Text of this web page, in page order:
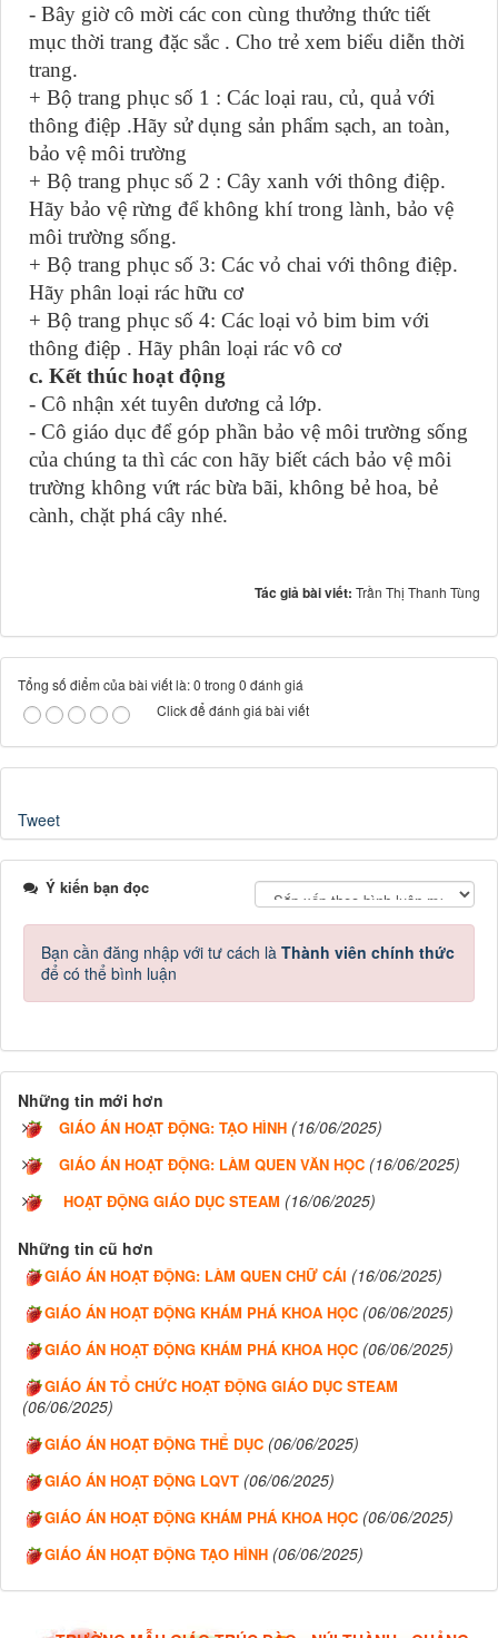
- Bây giờ cô mời các con cùng thưởng thức tiết
mục thời trang đặc sắc . Cho trẻ xem biểu diễn thời
trang.
+ Bộ trang phục số 1 : Các loại rau, củ, quả với
thông điệp .Hãy sử dụng sản phẩm sạch, an toàn,
bảo vệ môi trường
+ Bộ trang phục số 2 : Cây xanh với thông điệp.
Hãy bảo vệ rừng để không khí trong lành, bảo vệ
môi trường sống.
+ Bộ trang phục số 3: Các vỏ chai với thông điệp.
Hãy phân loại rác hữu cơ
+ Bộ trang phục số 4: Các loại vỏ bim bim với
thông điệp . Hãy phân loại rác vô cơ
c. Kết thúc hoạt động
- Cô nhận xét tuyên dương cả lớp.
- Cô giáo dục để góp phần bảo vệ môi trường sống
của chúng ta thì các con hãy biết cách bảo vệ môi
trường không vứt rác bừa bãi, không bẻ hoa, bẻ
cành, chặt phá cây nhé.
Tác giả bài viết: Trần Thị Thanh Tùng
Tổng số điểm của bài viết là: 0 trong 0 đánh giá
Click để đánh giá bài viết
Tweet
Ý kiến bạn đọc
Bạn cần đăng nhập với tư cách là Thành viên chính thức
để có thể bình luận
Những tin mới hơn
GIÁO ÁN HOẠT ĐỘNG: TẠO HÌNH (16/06/2025)
GIÁO ÁN HOẠT ĐỘNG: LÀM QUEN VĂN HỌC (16/06/2025)
HOẠT ĐỘNG GIÁO DỤC STEAM (16/06/2025)
Những tin cũ hơn
GIÁO ÁN HOẠT ĐỘNG: LÀM QUEN CHỮ CÁI (16/06/2025)
GIÁO ÁN HOẠT ĐỘNG KHÁM PHÁ KHOA HỌC (06/06/2025)
GIÁO ÁN HOẠT ĐỘNG KHÁM PHÁ KHOA HỌC (06/06/2025)
GIÁO ÁN TỔ CHỨC HOẠT ĐỘNG GIÁO DỤC STEAM
(06/06/2025)
GIÁO ÁN HOẠT ĐỘNG THỂ DỤC (06/06/2025)
GIÁO ÁN HOẠT ĐỘNG LQVT (06/06/2025)
GIÁO ÁN HOẠT ĐỘNG KHÁM PHÁ KHOA HỌC (06/06/2025)
GIÁO ÁN HOẠT ĐỘNG TẠO HÌNH (06/06/2025)